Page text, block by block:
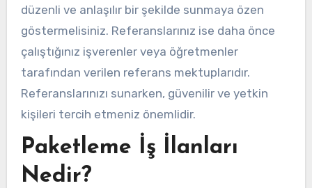
düzenli ve anlaşılır bir şekilde sunmaya özen
göstermelisiniz. Referanslarınız ise daha önce
çalıştığınız işverenler veya öğretmenler
tarafından verilen referans mektuplarıdır.
Referanslarınızı sunarken, güvenilir ve yetkin
kişileri tercih etmeniz önemlidir.
Paketleme İş İlanları
Nedir?